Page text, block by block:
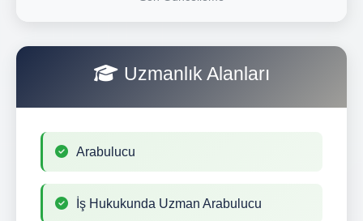
Uzmanlık Alanları
Arabulucu
İş Hukukunda Uzman Arabulucu